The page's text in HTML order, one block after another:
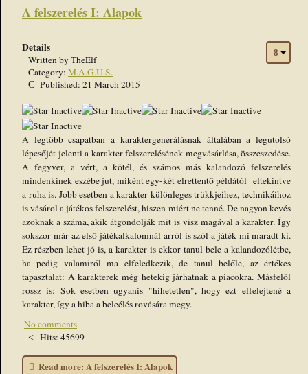
A felszerelés I: Alapok
Details
Written byTheElf
Category: M.A.G.U.S.
Published: 21 March 2015
A legtöbb csapatban a karaktergenerálásnak általában a legutolsó
lépcsőjét jelenti a karakter felszerelésének megvásárlása, összeszedése.
A fegyver, a vért, a kötél, és számos más kalandozó felszerelés
mindenkinek eszébe jut, miként egy-két elrettentő példától eltekintve
a ruha is. Jobb esetben a karakter különleges trükkjeihez, technikáihoz
is vásárol a játékos felszerelést, hiszen miért ne tenné. De nagyon kevés
azoknak a száma, akik átgondolják mit is visz magával a karakter. Így
sokszor már az első játékalkalomnál arról is szól a játék mi maradt ki.
Ez részben lehet jó is, a karakter is ekkor tanul bele a kalandozólétbe,
ha pedig valamiről ma elfeledkezik, de tanul belőle, az értékes
tapasztalat: A karakterek még hetekig járhatnak a piacokra. Másfelől
rossz is: Sok esetben ugyanis "hihetetlen", hogy ezt elfelejtené a
karakter, így a hiba a beleélés rovására megy.
No comments
Hits: 45699
Read more: A felszerelés I: Alapok